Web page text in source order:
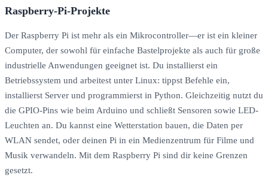
Raspberry-Pi-Projekte
Der Raspberry Pi ist mehr als ein Mikrocontroller—er ist ein kleiner
Computer, der sowohl für einfache Bastelprojekte als auch für große
industrielle Anwendungen geeignet ist. Du installierst ein
Betriebssystem und arbeitest unter Linux: tippst Befehle ein,
installierst Server und programmierst in Python. Gleichzeitig nutzt du
die GPIO-Pins wie beim Arduino und schließt Sensoren sowie LED-
Leuchten an. Du kannst eine Wetterstation bauen, die Daten per
WLAN sendet, oder deinen Pi in ein Medienzentrum für Filme und
Musik verwandeln. Mit dem Raspberry Pi sind dir keine Grenzen
gesetzt.